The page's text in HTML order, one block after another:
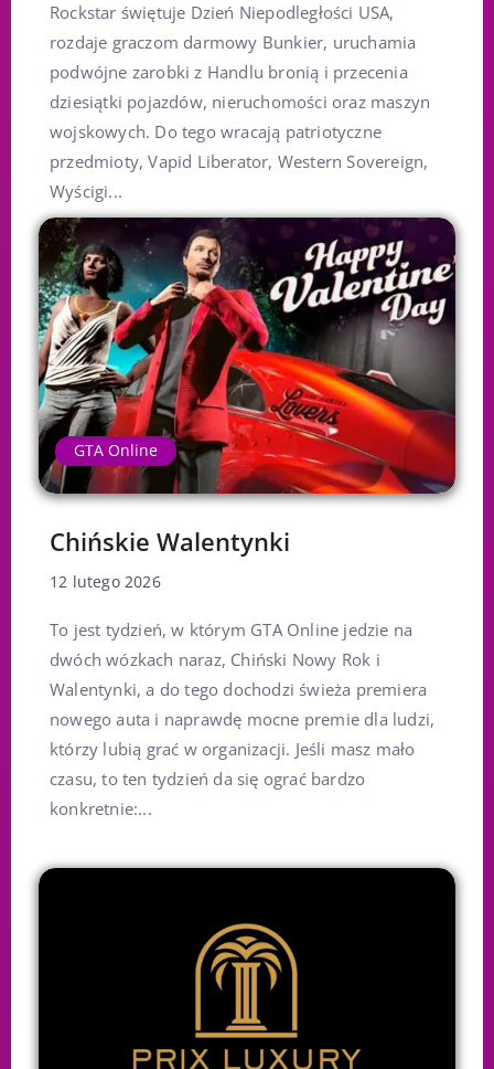
Rockstar świętuje Dzień Niepodległości USA,
rozdaje graczom darmowy Bunkier, uruchamia
podwójne zarobki z Handlu bronią i przecenia
dziesiątki pojazdów, nieruchomości oraz maszyn
wojskowych. Do tego wracają patriotyczne
przedmioty, Vapid Liberator, Western Sovereign,
Wyścigi...
GTA Online
Chińskie Walentynki
12 lutego 2026
To jest tydzień, w którym GTA Online jedzie na
dwóch wózkach naraz, Chiński Nowy Rok i
Walentynki, a do tego dochodzi świeża premiera
nowego auta i naprawdę mocne premie dla ludzi,
którzy lubią grać w organizacji. Jeśli masz mało
czasu, to ten tydzień da się ograć bardzo
konkretnie:...